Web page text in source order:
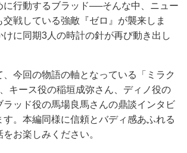
に行動するブラッド──そんな中、ニュー
交戦している強敵『ゼロ』が襲来しま
に同期3人の時計の針が再び動き出し
今回の物語の軸となっている「ミラク
キース役の稲垣成弥さん、ディノ役の
ラッド役の馬場良馬さんの鼎談インタビ
す。本編同様に信頼とバディ感あふれる
お楽しみください。